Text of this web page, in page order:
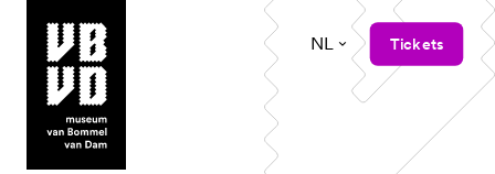
museum van Bommel van Dam
NL Tickets